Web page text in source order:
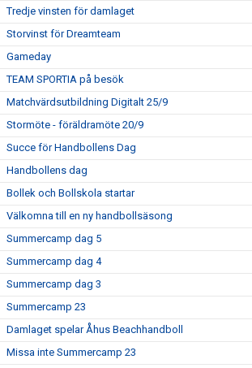
Tredje vinsten för damlaget
Storvinst för Dreamteam
Gameday
TEAM SPORTIA på besök
Matchvärdsutbildning Digitalt 25/9
Stormöte - föräldramöte 20/9
Succe för Handbollens Dag
Handbollens dag
Bollek och Bollskola startar
Välkomna till en ny handbollsäsong
Summercamp dag 5
Summercamp dag 4
Summercamp dag 3
Summercamp 23
Damlaget spelar Åhus Beachhandboll
Missa inte Summercamp 23